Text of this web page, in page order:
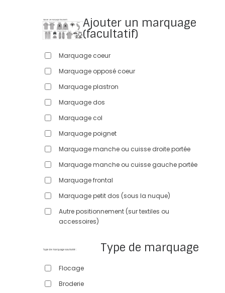
Ajouter un marquage
(facultatif)
Marquage coeur
Marquage opposé coeur
Marquage plastron
Marquage dos
Marquage col
Marquage poignet
Marquage manche ou cuisse droite portée
Marquage manche ou cuisse gauche portée
Marquage frontal
Marquage petit dos (sous la nuque)
Autre positionnement (sur textiles ou
accessoires)
Type de marquage
Flocage
Broderie